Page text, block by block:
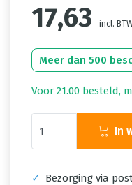
17,63 incl.
Meer dan 500
Voor 21.00 besteld,
In
✓ Bezorging via